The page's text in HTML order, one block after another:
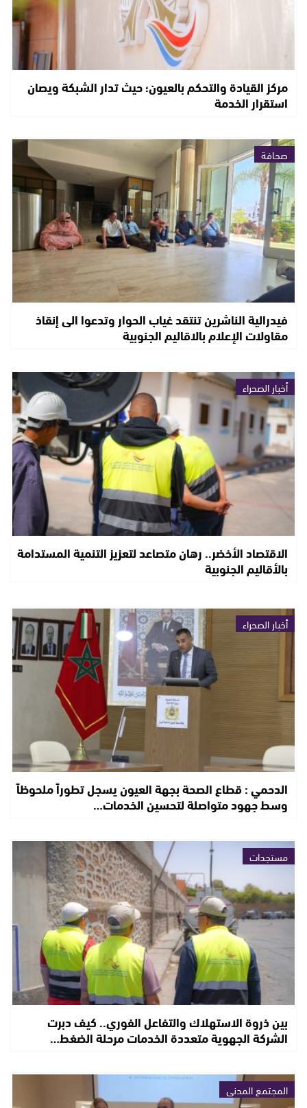
مركز القيادة والتحكم بالعيون؛ حيث تدار الشبكة ويصان
استقرار الخدمة
صحافة
فيدرالية الناشرين تنتقد غياب الحوار وتدعوا الى إنقاذ
مقاولات الإعلام بالاقاليم الجنوبية
أخبار الصحراء
الاقتصاد الأخضر.. رهان متصاعد لتعزيز التنمية المستدامة
بالأقاليم الجنوبية
أخبار الصحراء
الدحمي : قطاع الصحة بجهة العيون يسجل تطوراً ملحوظاً
وسط جهود متواصلة لتحسين الخدمات…
مستجدات
بين ذروة الاستهلاك والتفاعل الفوري.. كيف دبرت
الشركة الجهوية متعددة الخدمات مرحلة الضغط…
المجتمع المدني